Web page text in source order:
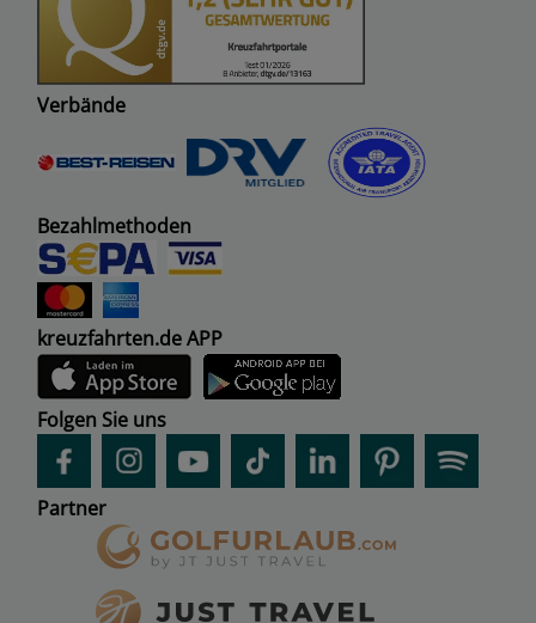
Verbände
Bezahlmethoden
kreuzfahrten.de APP
Folgen Sie uns
Partner